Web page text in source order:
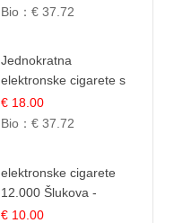
Čista i Svježa Okus
Bio： € 37.72
Jednokratna
elektronske cigarete s
35.000 šlukova - Kupina
& Borovnica | Intenzivna
€ 18.00
Bio： € 37.72
elektronske cigarete
12.000 Šlukova -
Mango, Ananas,
€ 10.00